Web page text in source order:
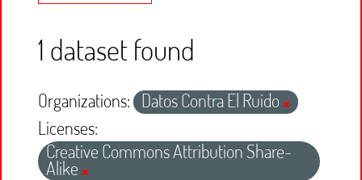
1 dataset found
Organizations: Datos Contra El Ruido
Licenses:
Creative Commons Attribution Share-
Alike